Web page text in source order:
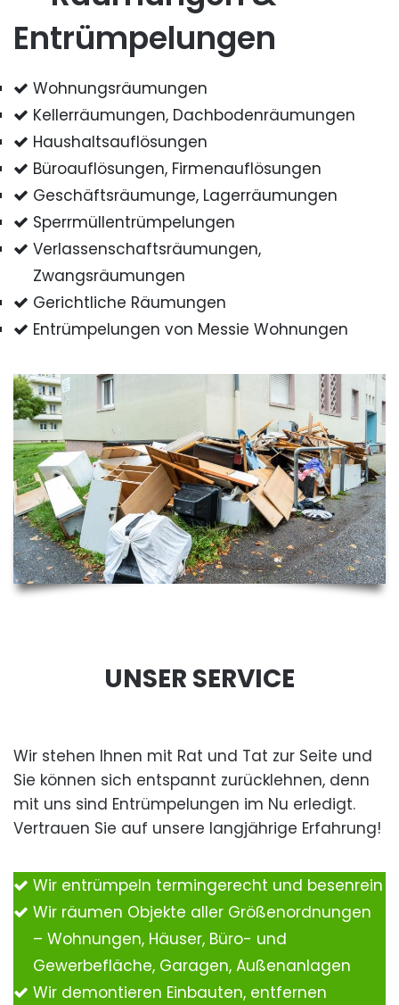
Entrümpelungen
Wohnungsräumungen
Kellerräumungen, Dachbodenräumungen
Haushaltsauflösungen
Büroauflösungen, Firmenauflösungen
Geschäftsräumunge, Lagerräumungen
Sperrmüllentrümpelungen
Verlassenschaftsräumungen,
Zwangsräumungen
Gerichtliche Räumungen
Entrümpelungen von Messie Wohnungen
UNSER SERVICE
Wir stehen Ihnen mit Rat und Tat zur Seite und
Sie können sich entspannt zurücklehnen, denn
mit uns sind Entrümpelungen im Nu erledigt.
Vertrauen Sie auf unsere langjährige Erfahrung!
Wir entrümpeln termingerecht und besenrein
Wir räumen Objekte aller Größenordnungen
– Wohnungen, Häuser, Büro- und
Gewerbefläche, Garagen, Außenanlagen
Wir demontieren Einbauten, entfernen